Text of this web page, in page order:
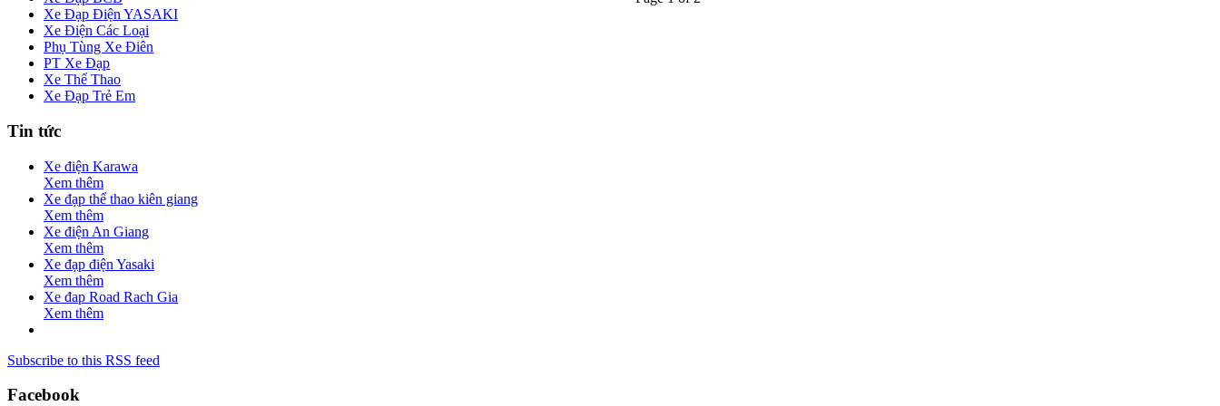
Xe Đạp Điện YASAKI
Xe Điện Các Loại
Phụ Tùng Xe Điên
PT Xe Đạp
Xe Thể Thao
Xe Đạp Trẻ Em
Tin tức
Xe điện Karawa
Xem thêm
Xe đạp thể thao kiên giang
Xem thêm
Xe điện An Giang
Xem thêm
Xe đạp điện Yasaki
Xem thêm
Xe đap Road Rach Gia
Xem thêm
Subscribe to this RSS feed
Facebook